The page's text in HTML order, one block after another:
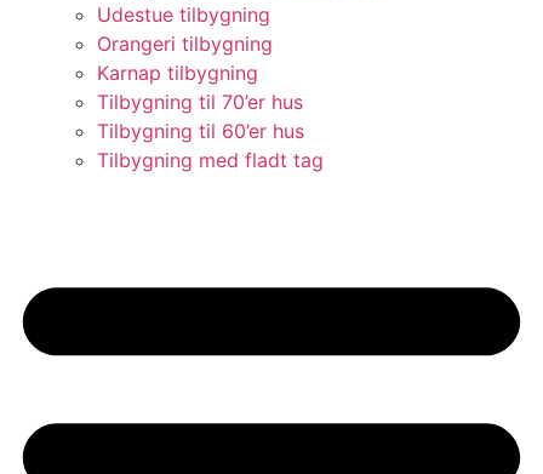
Udestue tilbygning
Orangeri tilbygning
Karnap tilbygning
Tilbygning til 70’er hus
Tilbygning til 60’er hus
Tilbygning med fladt tag